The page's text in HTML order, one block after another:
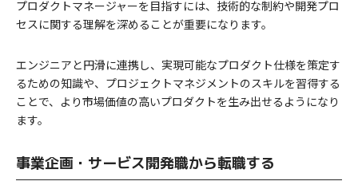
プロダクトマネージャーを目指すには、技術的な制約や開発プロ
セスに関する理解を深めることが重要になります。
エンジニアと円滑に連携し、実現可能なプロダクト仕様を策定す
るための知識や、プロジェクトマネジメントのスキルを習得する
ことで、より市場価値の高いプロダクトを生み出せるようになり
ます。
事業企画・サービス開発職から転職する